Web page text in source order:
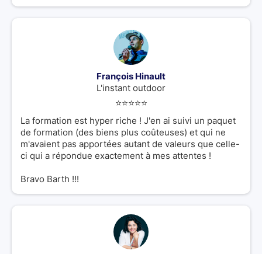
François Hinault
L'instant outdoor
⭐️⭐️⭐️⭐️⭐️
La formation est hyper riche ! J'en ai suivi un paquet
de formation (des biens plus coûteuses) et qui ne
m'avaient pas apportées autant de valeurs que celle-
ci qui a répondue exactement à mes attentes !
Bravo Barth !!!